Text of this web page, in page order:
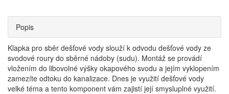
Popis
Klapka pro sběr dešťové vody slouží k odvodu dešťové vody ze
svodové roury do sběrné nádoby (sudu). Montáž se provádí
vložením do libovolné výšky okapového svodu a jejím vyklopením
zamezíte odtoku do kanalizace. Dnes je využití dešťové vody
velké téma a tento komponent vám zajistí její smysluplné využití.